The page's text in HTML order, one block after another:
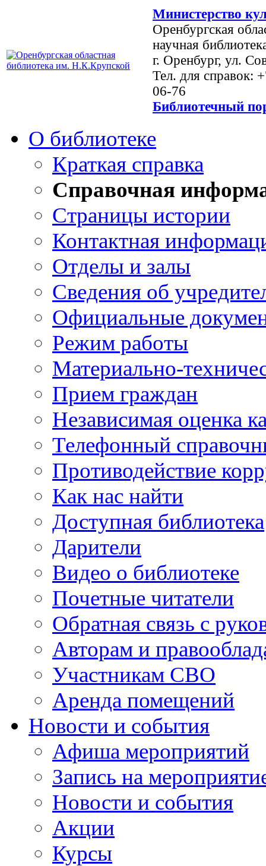
Министерство
Оренбургская
научная
г. Оренбург, ул.
Тел. для справок:
06-76
Библиотечный
О библиотеке
Краткая справка
Справочная
Страницы истории
Контактная
Отделы и залы
Сведения об
Официальные
Режим работы
Материально-
Прием граждан
Независимая оценка
Телефонный
Противодействие
Как нас найти
Доступная библиотека
Дарители
Видео о библиотеке
Почетные читатели
Обратная связь с
Авторам и
Участникам СВО
Аренда помещений
Новости и события
Афиша мероприятий
Запись на
Новости и события
Акции
Курсы